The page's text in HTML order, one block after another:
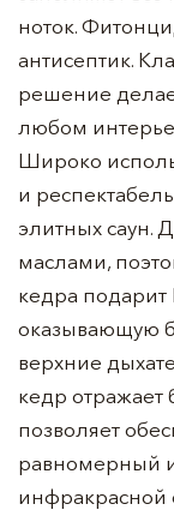
ноток.
антисептик.
решение
любом
Широко
и
элитных саун.
маслами,
кедра
оказывающую
верхние
кедр отражает
позволяет
равномерный
инфракрасной